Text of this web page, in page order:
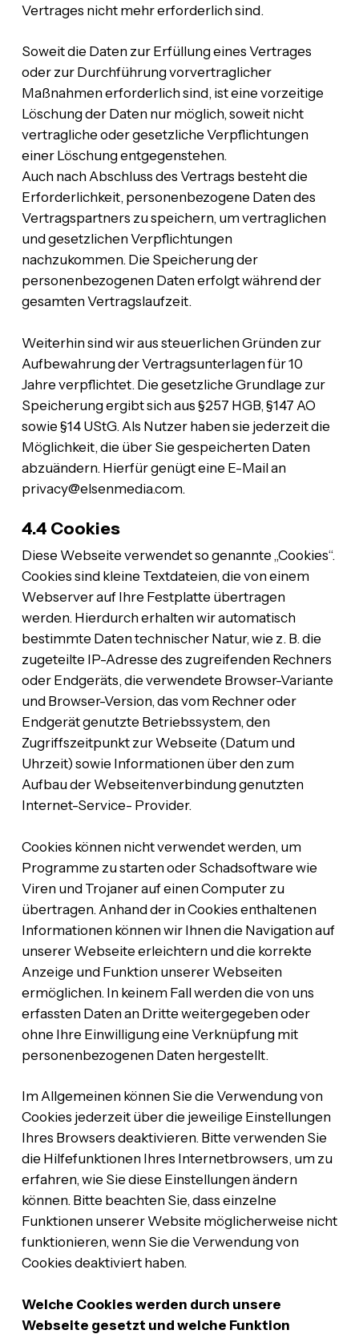
Vertrages nicht mehr erforderlich sind.
Soweit die Daten zur Erfüllung eines Vertrages
oder zur Durchführung vorvertraglicher
Maßnahmen erforderlich sind, ist eine vorzeitige
Löschung der Daten nur möglich, soweit nicht
vertragliche oder gesetzliche Verpflichtungen
einer Löschung entgegenstehen.
Auch nach Abschluss des Vertrags besteht die
Erforderlichkeit, personenbezogene Daten des
Vertragspartners zu speichern, um vertraglichen
und gesetzlichen Verpflichtungen
nachzukommen. Die Speicherung der
personenbezogenen Daten erfolgt während der
gesamten Vertragslaufzeit.
Weiterhin sind wir aus steuerlichen Gründen zur
Aufbewahrung der Vertragsunterlagen für 10
Jahre verpflichtet. Die gesetzliche Grundlage zur
Speicherung ergibt sich aus §257 HGB, §147 AO
sowie §14 UStG. Als Nutzer haben sie jederzeit die
Möglichkeit, die über Sie gespeicherten Daten
abzuändern. Hierfür genügt eine E-Mail an
privacy@elsenmedia.com.
4.4 Cookies
Diese Webseite verwendet so genannte „Cookies“.
Cookies sind kleine Textdateien, die von einem
Webserver auf Ihre Festplatte übertragen
werden. Hierdurch erhalten wir automatisch
bestimmte Daten technischer Natur, wie z. B. die
zugeteilte IP-Adresse des zugreifenden Rechners
oder Endgeräts, die verwendete Browser-Variante
und Browser-Version, das vom Rechner oder
Endgerät genutzte Betriebssystem, den
Zugriffszeitpunkt zur Webseite (Datum und
Uhrzeit) sowie Informationen über den zum
Aufbau der Webseitenverbindung genutzten
Internet-Service- Provider.
Cookies können nicht verwendet werden, um
Programme zu starten oder Schadsoftware wie
Viren und Trojaner auf einen Computer zu
übertragen. Anhand der in Cookies enthaltenen
Informationen können wir Ihnen die Navigation auf
unserer Webseite erleichtern und die korrekte
Anzeige und Funktion unserer Webseiten
ermöglichen. In keinem Fall werden die von uns
erfassten Daten an Dritte weitergegeben oder
ohne Ihre Einwilligung eine Verknüpfung mit
personenbezogenen Daten hergestellt.
Im Allgemeinen können Sie die Verwendung von
Cookies jederzeit über die jeweilige Einstellungen
Ihres Browsers deaktivieren. Bitte verwenden Sie
die Hilfefunktionen Ihres Internetbrowsers, um zu
erfahren, wie Sie diese Einstellungen ändern
können. Bitte beachten Sie, dass einzelne
Funktionen unserer Website möglicherweise nicht
funktionieren, wenn Sie die Verwendung von
Cookies deaktiviert haben.
Welche Cookies werden durch unsere
Webseite gesetzt und welche Funktion